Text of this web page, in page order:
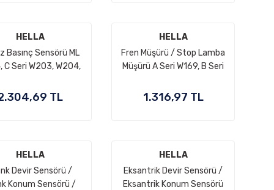
HELLA
Basınç Sensörü ML
C Seri W203, W204,
Vito W639, Sprinter
TL
HELLA
Fren Müşürü / Stop Lamba
Müşürü A Seri W169, B Seri
W906, Vito W639, OEM
1.316,97 TL
HELLA
Devir Sensörü /
Konum Sensörü /
HELLA
Eksantrik Devir Sensörü /
Eksantrik Konum Sensörü